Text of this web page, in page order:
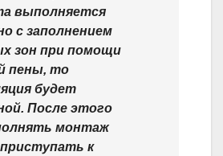
выполняется
с заполнением
зон при помощи
пены, то
будет
После этого
монтаж
к